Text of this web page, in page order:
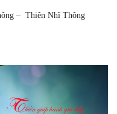
– Thiên Nhĩ Thông